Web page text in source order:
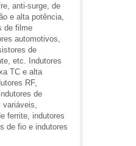
anti-surge, de
e alta potência,
de filme
automotivos,
de
etc. Indutores
TC e alta
RF,
de
variáveis,
ferrite, indutores
de fio e indutores